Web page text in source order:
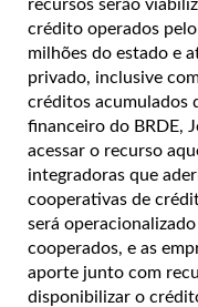
recursos serão
crédito operados
milhões do estado e
privado, inclusive
créditos acumulados
financeiro do BRDE,
acessar o recurso
integradoras que
cooperativas de
será
cooperados, e as
aporte junto com
disponibilizar o